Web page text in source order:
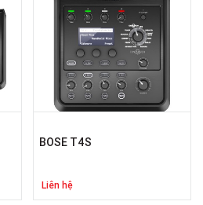
BOSE T4S
Liên hệ